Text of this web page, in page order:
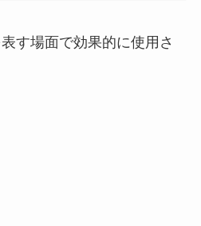
す場面で効果的に使用さ